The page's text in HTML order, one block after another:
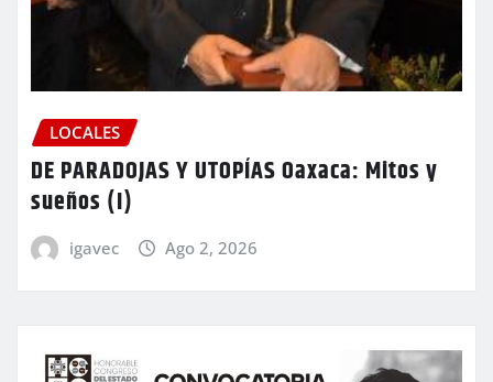
LOCALES
DE PARADOJAS Y UTOPÍAS Oaxaca: Mitos y
sueños (I)
igavec Ago 2, 2026